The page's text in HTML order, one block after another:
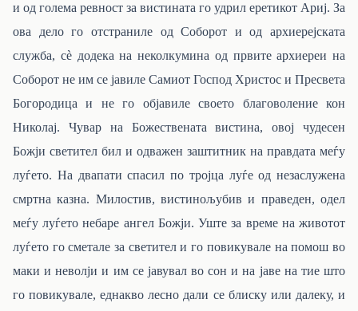
и од голема ревност за вистината го удрил еретикот Ариј. За
ова дело го отстраниле од Соборот и од архиерејската
служба, сѐ додека на неколкумина од првите архиереи на
Соборот не им се јавиле Самиот Господ Христос и Пресвета
Богородица и не го објавиле своето благоволение кон
Николај. Чувар на Божествената вистина, овој чудесен
Божји светител бил и одважен заштитник на правдата меѓу
луѓето. На двапати спасил по тројца луѓе од незаслужена
смртна казна. Милостив, вистинољубив и праведен, одел
меѓу луѓето небаре ангел Божји. Уште за време на животот
луѓето го сметале за светител и го повикувале на помош во
маки и неволји и им се јавувал во сон и на јаве на тие што
го повикувале, еднакво лесно дали се блиску или далеку, и